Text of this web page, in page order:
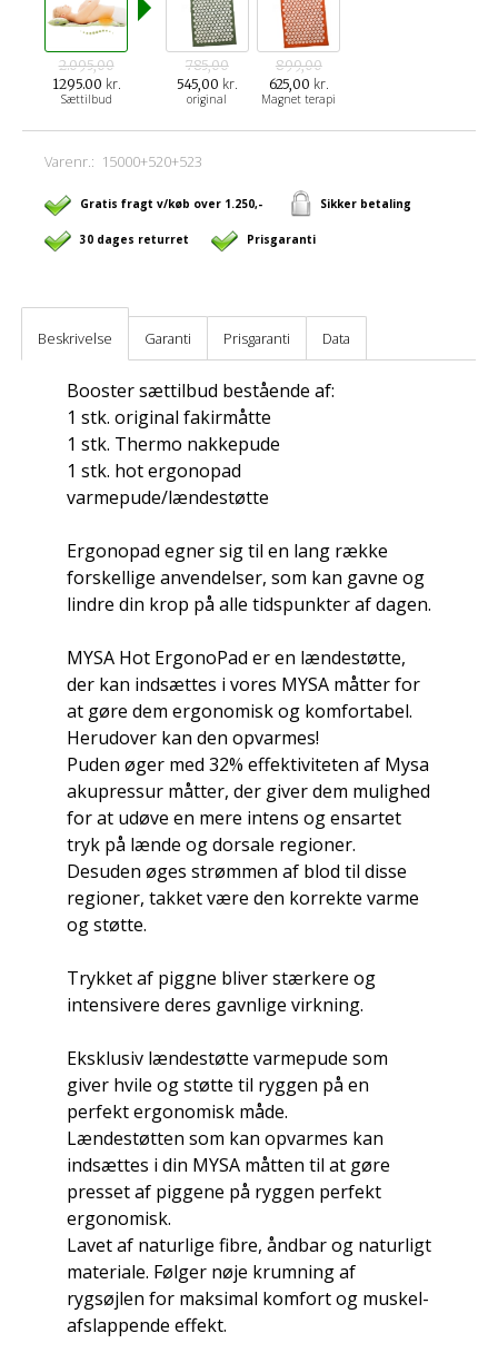
2.095,00
1295.00 kr.
Sættilbud
785,00
545,00 kr.
original
899,00
625,00 kr.
Magnet terapi
Varenr.: 15000+520+523
Gratis fragt v/køb over 1.250,- Sikker betaling
30 dages returret Prisgaranti
Beskrivelse Garanti Prisgaranti Data
Booster sættilbud bestående af:
1 stk. original fakirmåtte
1 stk. Thermo nakkepude
1 stk. hot ergonopad
varmepude/lændestøtte
Ergonopad egner sig til en lang række
forskellige anvendelser, som kan gavne og
lindre din krop på alle tidspunkter af dagen.
MYSA Hot ErgonoPad er en lændestøtte,
der kan indsættes i vores MYSA måtter for
at gøre dem ergonomisk og komfortabel.
Herudover kan den opvarmes!
Puden øger med 32% effektiviteten af ​​Mysa
akupressur måtter, der giver dem mulighed
for at udøve en mere intens og ensartet
tryk på lænde og dorsale regioner.
Desuden øges strømmen af ​​blod til disse
regioner, takket være den korrekte varme
og støtte.
Trykket af piggne bliver stærkere og
intensivere deres gavnlige virkning.
Eksklusiv lændestøtte varmepude som
giver hvile og støtte til ryggen på en
perfekt ergonomisk måde.
Lændestøtten som kan opvarmes kan
indsættes i din MYSA måtten til at gøre
presset af piggene på ryggen perfekt
ergonomisk.
Lavet af naturlige fibre, åndbar og naturligt
materiale. Følger nøje krumning af
rygsøjlen for maksimal komfort og muskel-
afslappende effekt.